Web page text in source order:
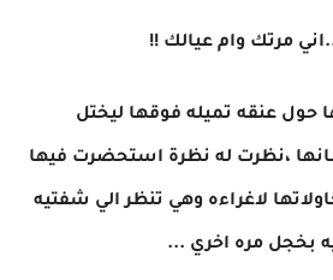
مرتك وام عيالك !!
حول عنقه تميله فوقها ليختل
،نظرت له نظرة استحضرت فيها
لاغراءه وهي تنظر الي شفتيه
بخجل مره اخري ...